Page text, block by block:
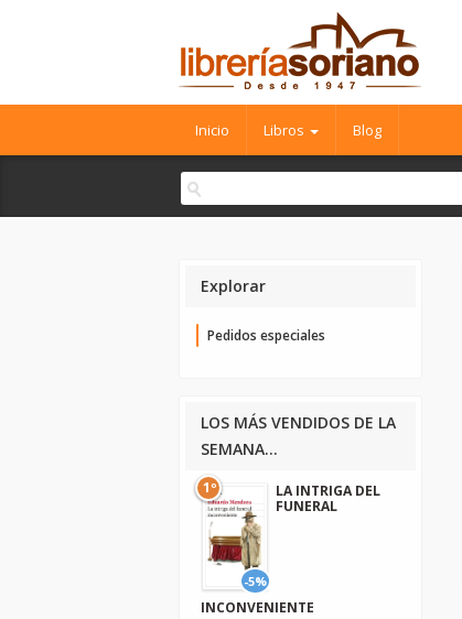
Inicio Libros Blog
Explorar
Pedidos especiales
LOS MÁS VENDIDOS DE LA
SEMANA...
-5%
1º
LA INTRIGA DEL
FUNERAL
INCONVENIENTE